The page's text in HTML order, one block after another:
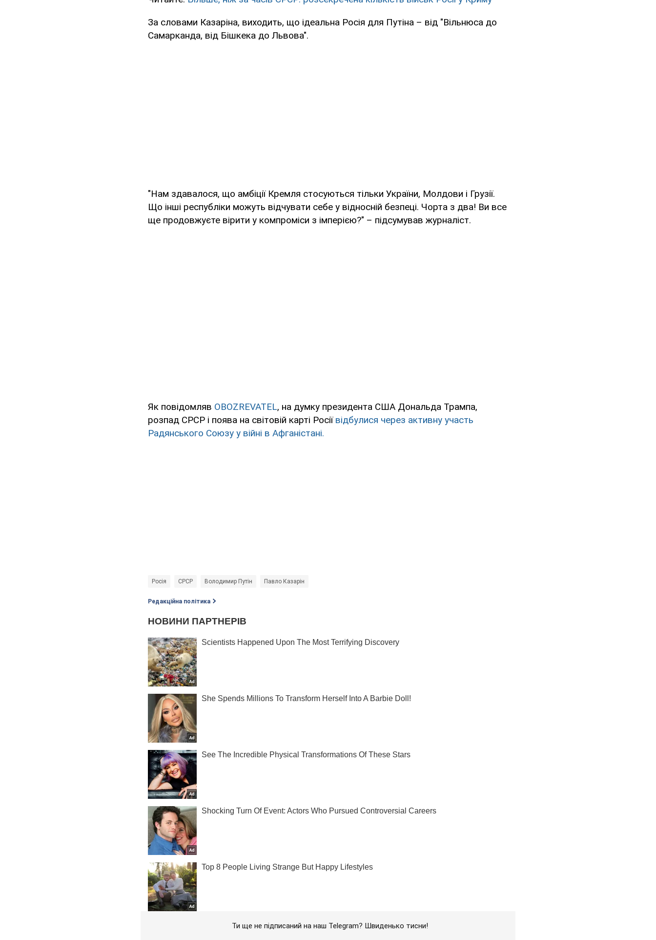
За словами Казаріна, виходить, що ідеальна Росія для Путіна – від "Вільнюса до
Самарканда, від Бішкека до Львова".
"Нам здавалося, що амбіції Кремля стосуються тільки України, Молдови і Грузії.
Що інші республіки можуть відчувати себе у відносній безпеці. Чорта з два! Ви все
ще продовжуєте вірити у компроміси з імперією?" – підсумував журналіст.
Як повідомляв OBOZREVATEL, на думку президента США Дональда Трампа,
розпад СРСР і поява на світовій карті Росії відбулися через активну участь
Радянського Союзу у війні в Афганістані.
Росія СРСР Володимир Путін Павло Казарін
Редакційна політика
Ти ще не підписаний на наш Telegram? Швиденько тисни!